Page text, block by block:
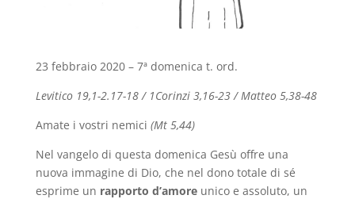
23 febbraio 2020 – 7ª domenica t. ord.
Levitico 19,1-2.17-18 / 1Corinzi 3,16-23 / Matteo 5,38-48
Amate i vostri nemici (Mt 5,44)
Nel vangelo di questa domenica Gesù offre una
nuova immagine di Dio, che nel dono totale di sé
esprime un rapporto d’amoreunico e assoluto, un